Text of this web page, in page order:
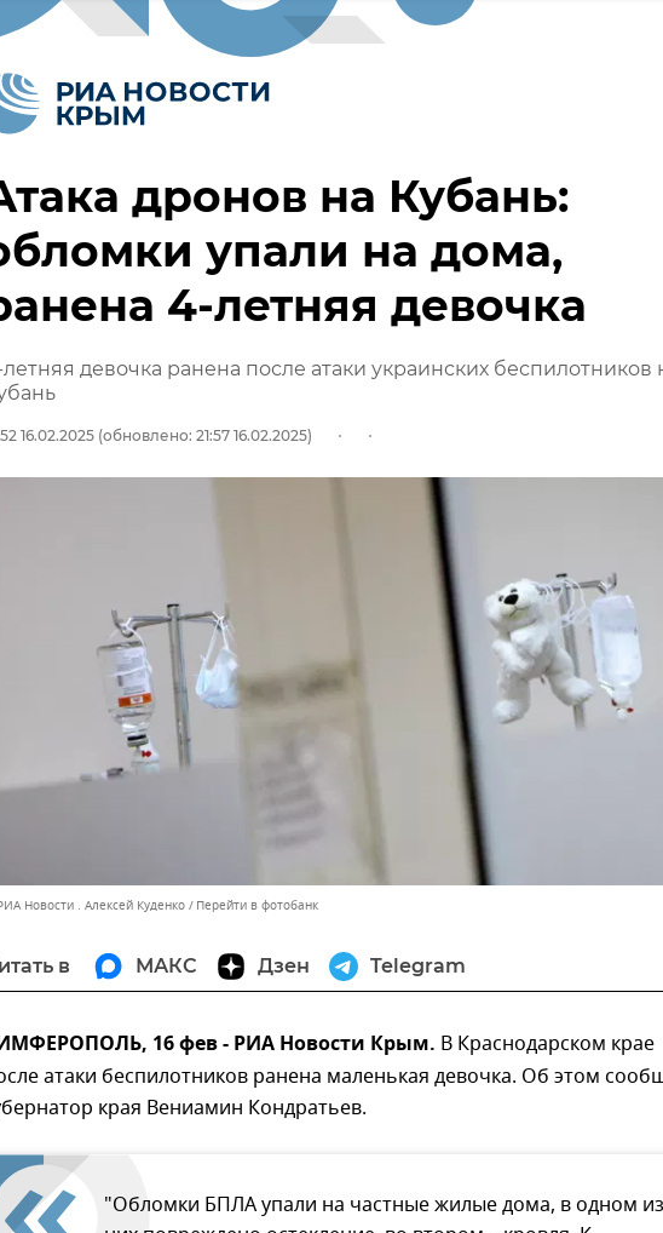
дронов на Кубань:
упали на дома,
4-летняя девочка
девочка ранена после атаки украинских беспилотников
16.02.2025 (обновлено: 21:57 16.02.2025)
Новости . Алексей Куденко Перейти в фотобанк
в МАКС Дзен Telegram
16 фев - РИА Новости Крым. В Краснодарском крае
атаки беспилотников ранена маленькая девочка. Об этом
края Вениамин Кондратьев.
"Обломки БПЛА упали на частные жилые дома, в одном из